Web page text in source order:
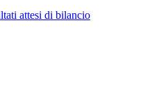
attesi di bilancio